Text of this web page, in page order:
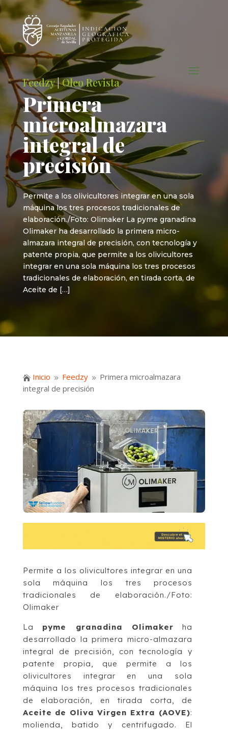
Feedzy|Oleo Revista
Primera
microalmazara
integral de
precisión
Permite a los olivicultores integrar en una sola
máquina los tres procesos tradicionales de
elaboración./Foto: Olimaker La pyme granadina
Olimaker ha desarrollado la primera micro-
almazara integral de precisión, con tecnología y
patente propia, que permite a los olivicultores
integrar en una sola máquina los tres procesos
tradicionales de elaboración, en tirada corta, de
Aceite de […]
 Inicio 9 Feedzy 9 Primera microalmazara
integral de precisión
Permite a los olivicultores integrar en una
sola máquina los tres procesos
tradicionales de elaboración./Foto:
Olimaker
La pyme granadina Olimaker ha
desarrollado la primera micro-almazara
integral de precisión, con tecnología y
patente propia, que permite a los
olivicultores integrar en una sola
máquina los tres procesos tradicionales
de elaboración, en tirada corta, de
Aceite de Oliva Virgen Extra (AOVE):
molienda, batido y centrifugado. El